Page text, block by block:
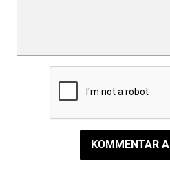
KOMMENTAR